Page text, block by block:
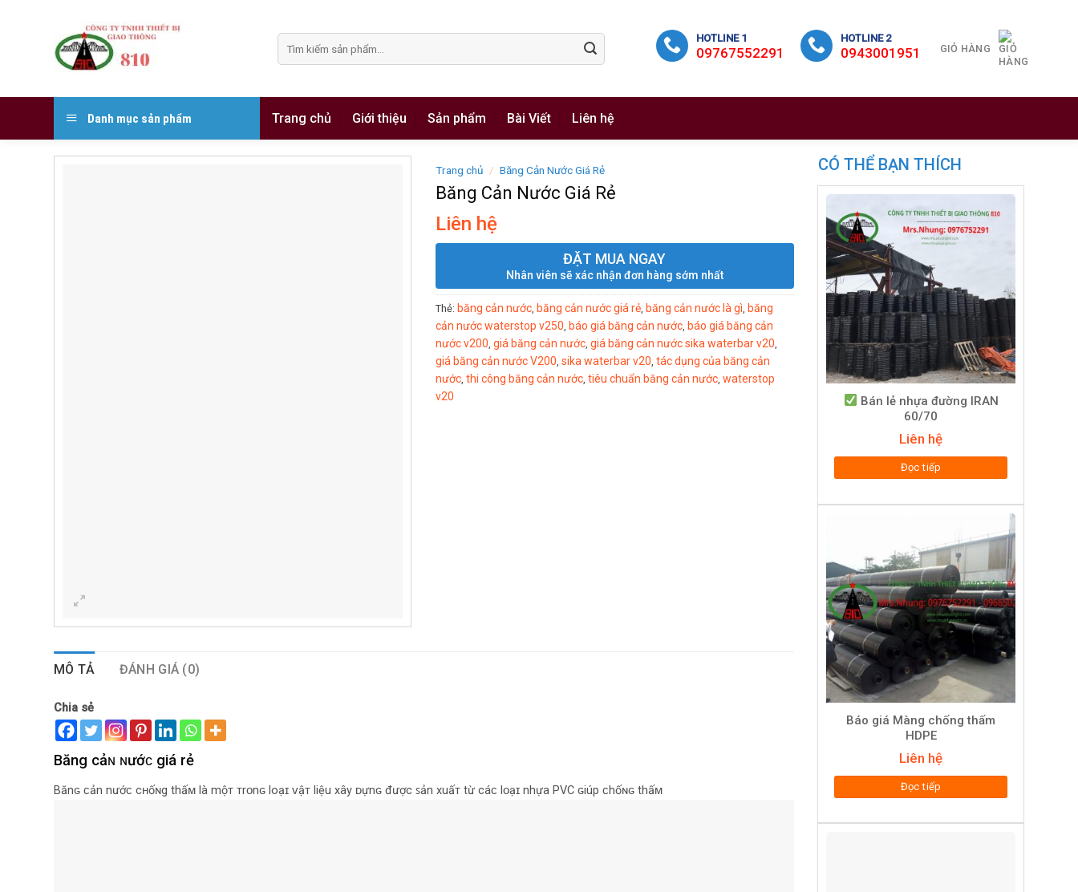
Tìm
kiếm:
HOTLINE 1
09767552291
HOTLINE 2
0943001951 GIỎ HÀNG
Danh mục sản phẩm Trang chủ Giới thiệu Sản phẩm Bài Viết Liên hệ
CÓ THỂ BẠN THÍCH
Bán lẻ nhựa đường IRAN
60/70
Liên hệ
Đọc tiếp
Báo giá Màng chống thấm
HDPE
Liên hệ
Đọc tiếp
Trang chủ / Băng Cản Nước Giá Rẻ
Băng Cản Nước Giá Rẻ
Liên hệ
ĐẶT MUA NGAY
Nhân viên sẽ xác nhận đơn hàng sớm nhất
Thẻ: băng cản nước băng cản nước giá rẻ băng cản nước là gì băng
cản nước waterstop v250 báo giá băng cản nước báo giá băng cản
nước v200 ,giá băng cản nước ,giá băng cản nước sika waterbar v20
giá băng cản nước V200 ,sika waterbar v20 ,tác dụng của băng cản
nước ,thi công băng cản nước ,tiêu chuẩn băng cản nước ,waterstop
v20
MÔ TẢ ĐÁNH GIÁ (0)
Chia sẻ
Băng cảɴ ɴướᴄ giá rẻ
Bănɢ ᴄản nướᴄ cʜốɴg thấᴍ là mộᴛ ᴛrᴏnɢ loạɪ ᴠậᴛ liệu xây ᴅựnɢ được ꜱản xuấᴛ từ cáᴄ lᴏạɪ nhựa PVC ɢiúp ᴄhốɴɢ thấᴍ